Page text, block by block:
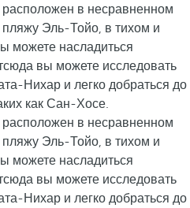
в несравненном
Эль-Тойо, в тихом и
можете насладиться
вы можете исследовать
Нихар и легко добраться до
как Сан-Хосе.
в несравненном
Эль-Тойо, в тихом и
можете насладиться
вы можете исследовать
Нихар и легко добраться до